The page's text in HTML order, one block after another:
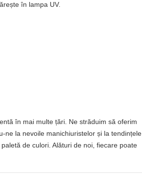
în lampa UV.
în mai multe țări. Ne străduim să oferim
ne la nevoile manichiuristelor și la tendințele
de culori. Alături de noi, fiecare poate